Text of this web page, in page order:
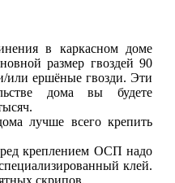
в каркасном доме
размер гвоздей 90
или ершёные гвозди. Эти
дома вы будете
лучше всего крепить
креплением ОСП надо
клей.